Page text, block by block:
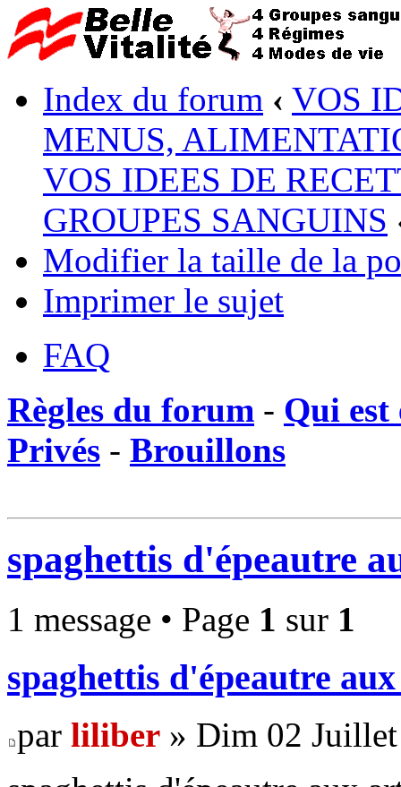
Index du forum ‹ VOS
MENUS,
VOS IDEES DE
GROUPES SANGUINS
Modifier la taille de la
Imprimer le sujet
FAQ
Règles du forum - Qui est
Privés - Brouillons
spaghettis d'épeautre
1 message • Page 1 sur 1
spaghettis d'épeautre
par liliber » Dim 02